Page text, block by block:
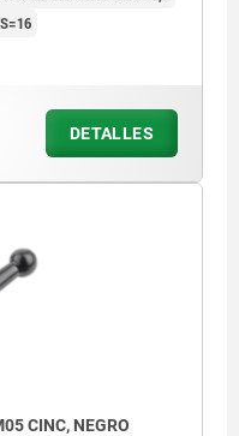
DETALLES
CINC, NEGRO